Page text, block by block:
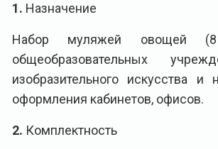
1. Назначение
Набор муляжей овощей (8
общеобразовательных
изобразительного искусства
оформления кабинетов, офисов.
2. Комплектность